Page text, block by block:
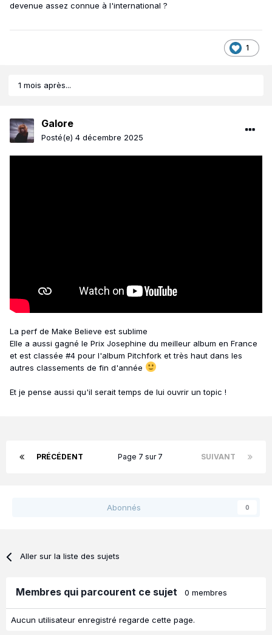
devenue assez connue à l'international ?
1
1 mois après...
Galore
Posté(e) 4 décembre 2025
La perf de Make Believe est sublime
Elle a aussi gagné le Prix Josephine du meilleur album en France
et est classée #4 pour l'album Pitchfork et très haut dans les
autres classements de fin d'année
Et je pense aussi qu'il serait temps de lui ouvrir un topic !
PRÉCÉDENT SUIVANT
Page 7 sur 7
Abonnés 0
Aller sur la liste des sujets
Membres qui parcourent ce sujet 0 membres
Aucun utilisateur enregistré regarde cette page.